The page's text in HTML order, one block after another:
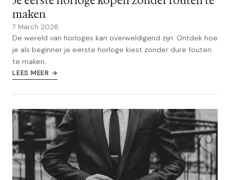
maken
7 March 2026
De wereld van horloges kan overweldigend zijn. Ontdek hoe
je als beginner je eerste horloge kiest zonder dure fouten
te maken.
LEES MEER →